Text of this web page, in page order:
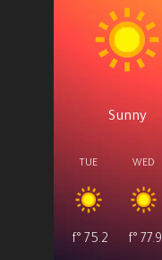
Sunny
TUE
75.2
°f
WED
77.9
°f